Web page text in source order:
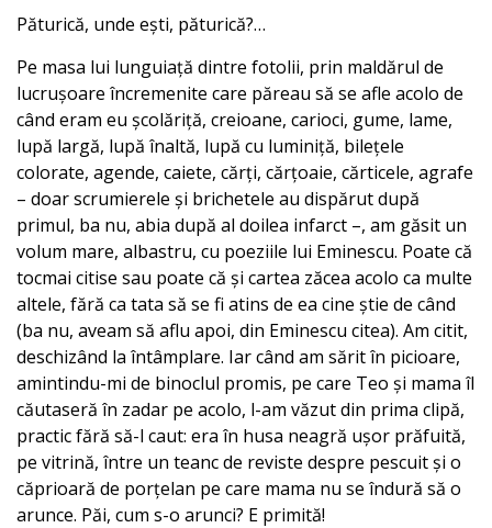
Păturică, unde ești, păturică?…
Pe masa lui lunguiață dintre fotolii, prin maldărul de
lucrușoare încremenite care păreau să se afle acolo de
când eram eu școlăriță, creioane, carioci, gume, lame,
lupă largă, lupă înaltă, lupă cu luminiță, bilețele
colorate, agende, caiete, cărți, cărțoaie, cărticele, agrafe
– doar scrumierele și brichetele au dispărut după
primul, ba nu, abia după al doilea infarct –, am găsit un
volum mare, albastru, cu poeziile lui Eminescu. Poate că
tocmai citise sau poate că și cartea zăcea acolo ca multe
altele, fără ca tata să se fi atins de ea cine știe de când
(ba nu, aveam să aflu apoi, din Eminescu citea). Am citit,
deschizând la întâmplare. Iar când am sărit în picioare,
amintindu-mi de binoclul promis, pe care Teo și mama îl
căutaseră în zadar pe acolo, l-am văzut din prima clipă,
practic fără să-l caut: era în husa neagră ușor prăfuită,
pe vitrină, între un teanc de reviste despre pescuit și o
căprioară de porțelan pe care mama nu se îndură să o
arunce. Păi, cum s-o arunci? E primită!